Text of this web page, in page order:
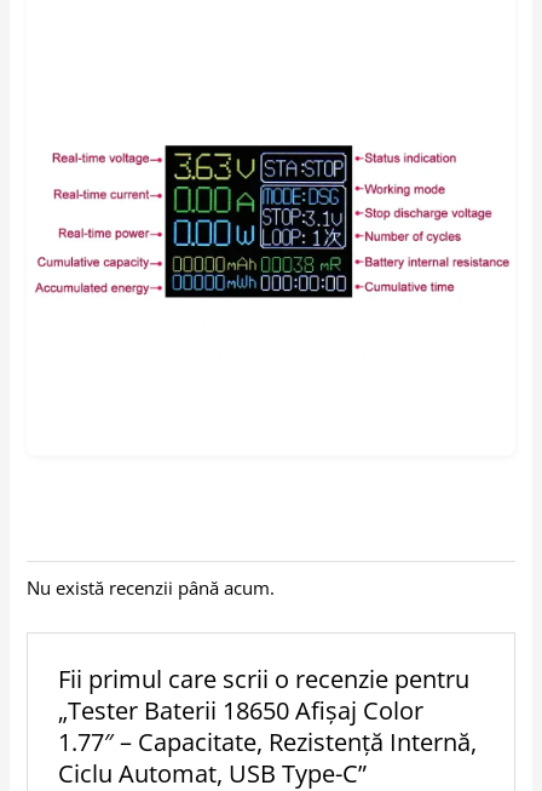
Nu există recenzii până acum.
Fii primul care scrii o recenzie pentru
„Tester Baterii 18650 Afișaj Color
1.77″ – Capacitate, Rezistență Internă,
Ciclu Automat, USB Type-C”